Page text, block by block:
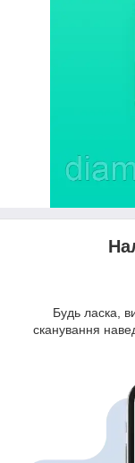
Будь ласка,
сканування